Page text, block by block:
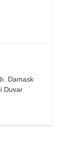
, Damask
Duvar